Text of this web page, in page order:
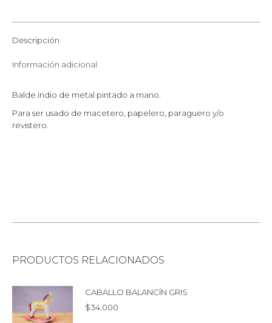
Descripción
Información adicional
Balde indio de metal pintado a mano.
Para ser usado de macetero, papelero, paraguero y/o
revistero.
PRODUCTOS RELACIONADOS
CABALLO BALANCÍN GRIS
$34.000